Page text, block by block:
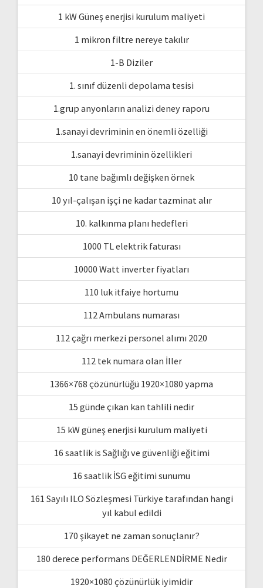
1 kW Güneş enerjisi kurulum maliyeti
1 mikron filtre nereye takılır
1-B Diziler
1. sınıf düzenli depolama tesisi
1.grup anyonların analizi deney raporu
1.sanayi devriminin en önemli özelliği
1.sanayi devriminin özellikleri
10 tane bağımlı değişken örnek
10 yıl-çalışan işçi ne kadar tazminat alır
10. kalkınma planı hedefleri
1000 TL elektrik faturası
10000 Watt inverter fiyatları
110 luk itfaiye hortumu
112 Ambulans numarası
112 çağrı merkezi personel alımı 2020
112 tek numara olan İller
1366×768 çözünürlüğü 1920×1080 yapma
15 günde çıkan kan tahlili nedir
15 kW güneş enerjisi kurulum maliyeti
16 saatlik is Sağlığı ve güvenliği eğitimi
16 saatlik İSG eğitimi sunumu
161 Sayılı ILO Sözleşmesi Türkiye tarafından hangi
yıl kabul edildi
170 şikayet ne zaman sonuçlanır?
180 derece performans DEĞERLENDİRME Nedir
1920×1080 çözünürlük iyimidir